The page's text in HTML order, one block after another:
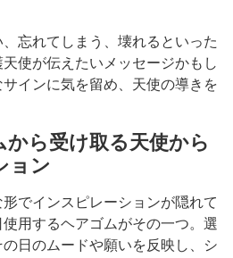
忘れてしまう、壊れるといった
使が伝えたいメッセージかもし
インに気を留め、天使の導きを
ら受け取る天使から
ョン
でインスピレーションが隠れて
用するヘアゴムがその一つ。選
日のムードや願いを反映し、シ